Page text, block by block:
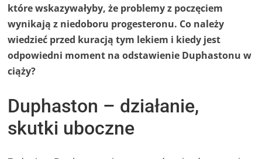
które wskazywałyby, że problemy z poczęciem
wynikają z niedoboru progesteronu. Co należy
wiedzieć przed kuracją tym lekiem i kiedy jest
odpowiedni moment na odstawienie Duphastonu w
ciąży?
Duphaston – działanie,
skutki uboczne